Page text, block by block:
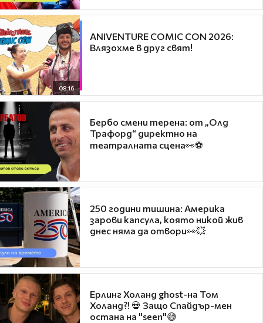
08:16
ANIVENTURE COMIC CON 2026:
Влязохме в друг свят!
Бербо смени терена: от „Олд
Трафорд“ директно на
театралната сцена👀⚽
250 години тишина: Америка
зарови капсула, която никой жив
днес няма да отвори👀💥
Ерлинг Холанд ghost-на Том
Холанд?! 💀 Защо Спайдър-мен
остана на "seen"😅